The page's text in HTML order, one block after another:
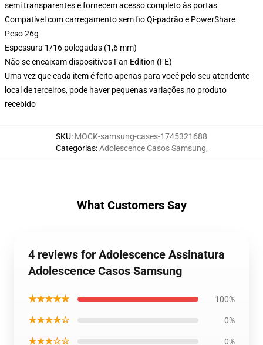
semi transparentes e fornecem acesso completo às portas
Compatível com carregamento sem fio Qi-padrão e PowerShare
Peso 26g
Espessura 1/16 polegadas (1,6 mm)
Não se encaixam dispositivos Fan Edition (FE)
Uma vez que cada item é feito apenas para você pelo seu atendente
local de terceiros, pode haver pequenas variações no produto
recebido
SKU: MOCK-samsung-cases-1745321688
Categorias:Adolescence Casos Samsung,
What Customers Say
4 reviews for Adolescence Assinatura
Adolescence Casos Samsung
★★★★★ 100%
★★★★☆ 0%
★★★☆☆ 0%